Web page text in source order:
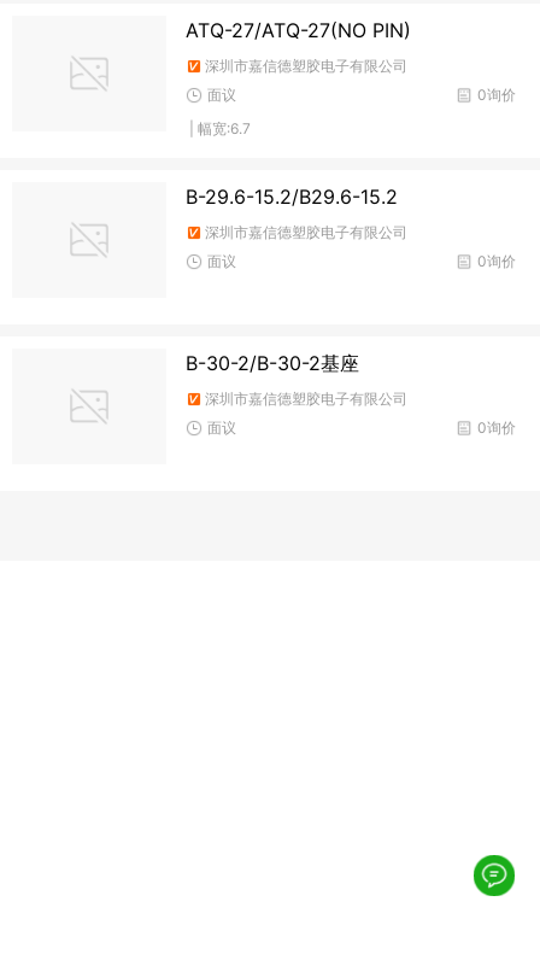
ATQ-27/ATQ-27(NO PIN)
深圳市嘉信德塑胶电子有限公司
0询价
面议
| 幅宽:6.7
B-29.6-15.2/B29.6-15.2
深圳市嘉信德塑胶电子有限公司
0询价
面议
B-30-2/B-30-2基座
深圳市嘉信德塑胶电子有限公司
0询价
面议